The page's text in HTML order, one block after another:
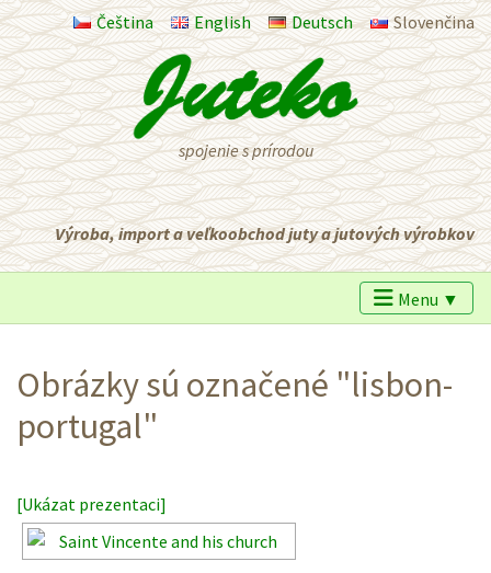
Čeština English Deutsch Slovenčina
spojenie s prírodou
Výroba, import a veľkoobchod juty a jutových výrobkov
Menu ▼
Obrázky sú označené "lisbon-
portugal"
[Ukázat prezentaci]